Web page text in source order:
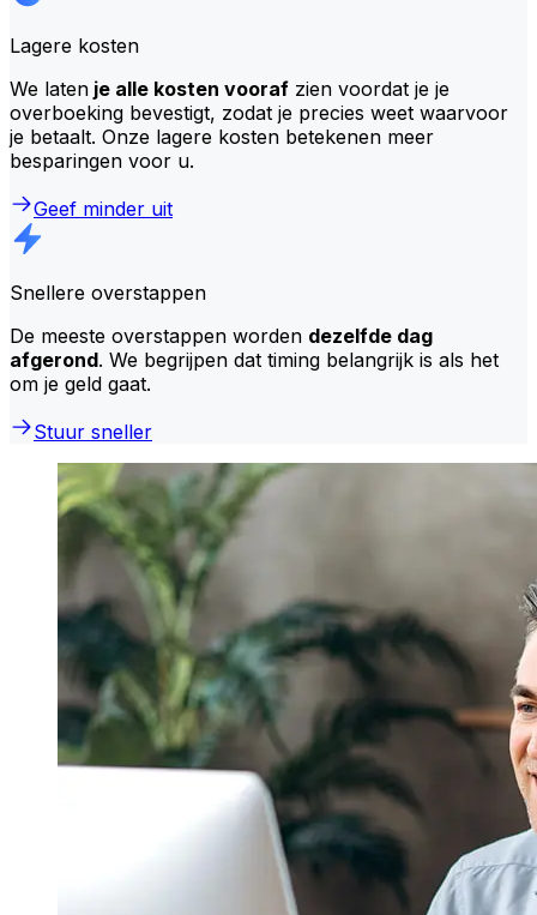
Lagere kosten
We laten je alle kosten vooraf zien voordat je je
overboeking bevestigt, zodat je precies weet waarvoor
je betaalt. Onze lagere kosten betekenen meer
besparingen voor u.
Geef minder uit
Snellere overstappen
De meeste overstappen worden dezelfde dag
afgerond. We begrijpen dat timing belangrijk is als het
om je geld gaat.
Stuur sneller